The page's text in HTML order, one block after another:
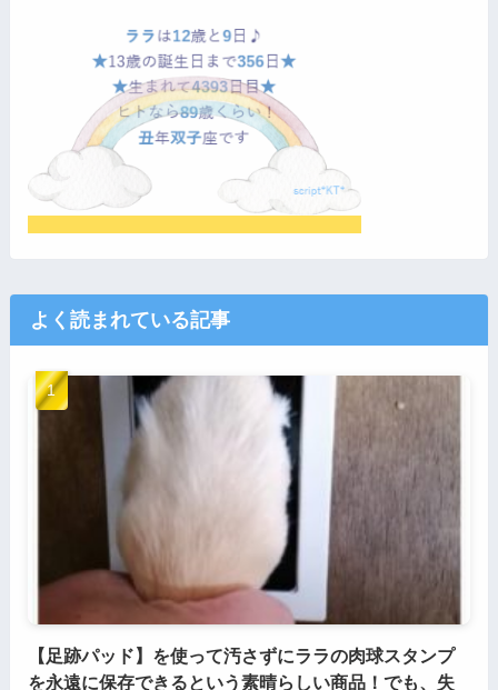
よく読まれている記事
【足跡パッド】を使って汚さずにララの肉球スタンプ
を永遠に保存できるという素晴らしい商品！でも、失